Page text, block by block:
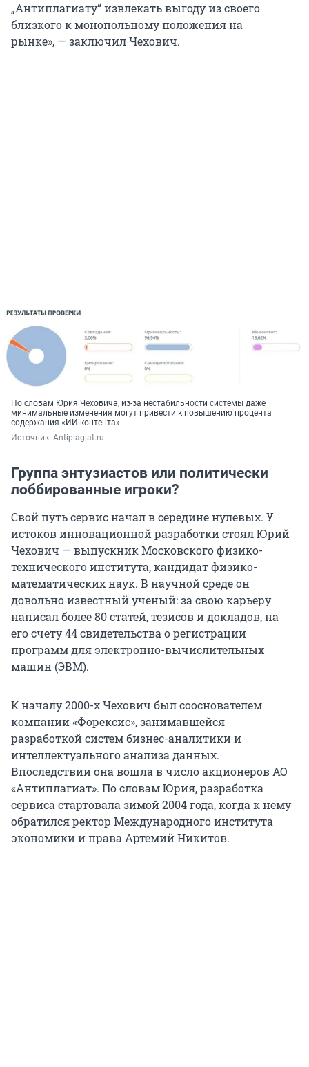
„Антиплагиату“ извлекать выгоду из своего
близкого к монопольному положения на
рынке», — заключил Чехович.
По словам Юрия Чеховича, из-за нестабильности системы даже
минимальные изменения могут привести к повышению процента
содержания «ИИ-контента»
Источник: Antiplagiat.ru
Группа энтузиастов или политически
лоббированные игроки?
Свой путь сервис начал в середине нулевых. У
истоков инновационной разработки стоял Юрий
Чехович — выпускник Московского физико-
технического института, кандидат физико-
математических наук. В научной среде он
довольно известный ученый: за свою карьеру
написал более 80 статей, тезисов и докладов, на
его счету 44 свидетельства о регистрации
программ для электронно-вычислительных
машин (ЭВМ).
К началу 2000-х Чехович был сооснователем
компании «Форексис», занимавшейся
разработкой систем бизнес-аналитики и
интеллектуального анализа данных.
Впоследствии она вошла в число акционеров АО
«Антиплагиат». По словам Юрия, разработка
сервиса стартовала зимой 2004 года, когда к нему
обратился ректор Международного института
экономики и права Артемий Никитов.